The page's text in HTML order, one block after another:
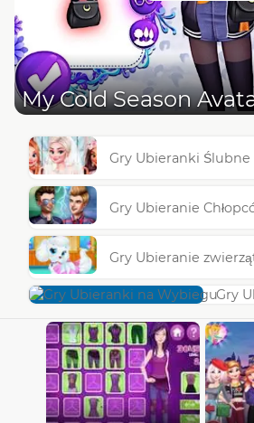
My Cold Season
Gry Ubieranki Ślubne
Gry Ubieranie
Gry Ubieranie
Gry